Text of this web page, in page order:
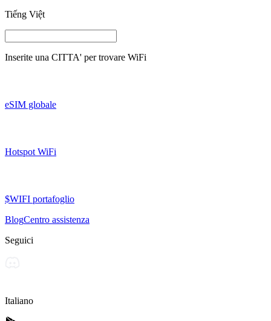
Tiếng Việt
Inserite una CITTA' per trovare WiFi
eSIM globale
Hotspot WiFi
$WIFI portafoglio
BlogCentro assistenza
Seguici
Italiano